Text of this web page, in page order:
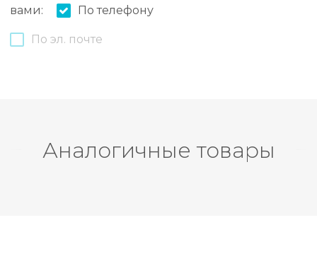
вами:
По телефону
По эл. почте
Аналогичные товары